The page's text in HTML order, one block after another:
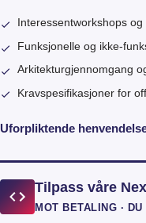
Interessentworkshops
Funksjonelle og ikke-
Arkitekturgjennomgang
Kravspesifikasjoner for
Uforpliktende
Tilpass våre
MOT BETALING ·